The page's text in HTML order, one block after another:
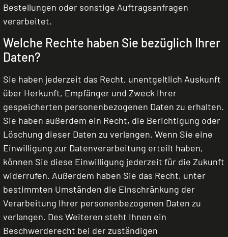
Bestellungen oder sonstige Auftragsanfragen
verarbeitet.
Welche Rechte haben Sie bezüglich Ihrer
Daten?
Sie haben jederzeit das Recht, unentgeltlich Auskunft
über Herkunft, Empfänger und Zweck Ihrer
gespeicherten personenbezogenen Daten zu erhalten.
Sie haben außerdem ein Recht, die Berichtigung oder
Löschung dieser Daten zu verlangen. Wenn Sie eine
Einwilligung zur Datenverarbeitung erteilt haben,
können Sie diese Einwilligung jederzeit für die Zukunft
widerrufen. Außerdem haben Sie das Recht, unter
bestimmten Umständen die Einschränkung der
Verarbeitung Ihrer personenbezogenen Daten zu
verlangen. Des Weiteren steht Ihnen ein
Beschwerderecht bei der zuständigen